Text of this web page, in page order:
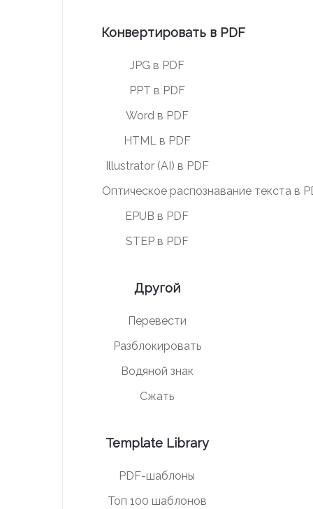
Конвертировать в PDF
JPG в PDF
PPT в PDF
Word в PDF
HTML в PDF
Illustrator (AI) в PDF
Оптическое распознавание текста в
EPUB в PDF
STEP в PDF
Другой
Перевести
Разблокировать
Водяной знак
Сжать
Template Library
PDF-шаблоны
Топ 100 шаблонов